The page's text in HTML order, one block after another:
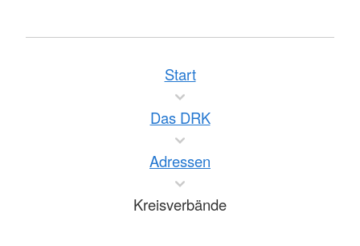
Start
Das DRK
Adressen
Kreisverbände